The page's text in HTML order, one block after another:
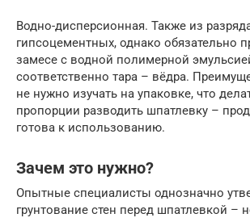
Водно-дисперсионная. Также из
гипсоцементных, однако обязательно
замесе с водной полимерной
соответственно тара – вёдра.
не нужно изучать на упаковке, что
пропорции разводить шпатлевку –
готова к использованию.
Зачем это нужно?
Опытные специалисты однозначно
грунтование стен перед шпатлевкой –